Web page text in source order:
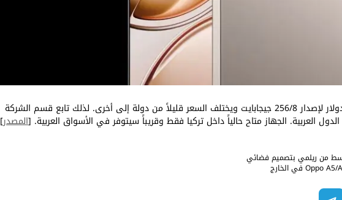
سعر vivo V50 Lite 4G حوالي 300 دولار لإصدار 256/8 جيجابايت ويختلف السعر قليلاً من دولة إلى أخرى. لذلك تابع قسم الشركة
العربية. الجهاز متاح حالياً داخل تركيا فقط وقريباً سيتوفر في الأسواق العربية. [المصدر]